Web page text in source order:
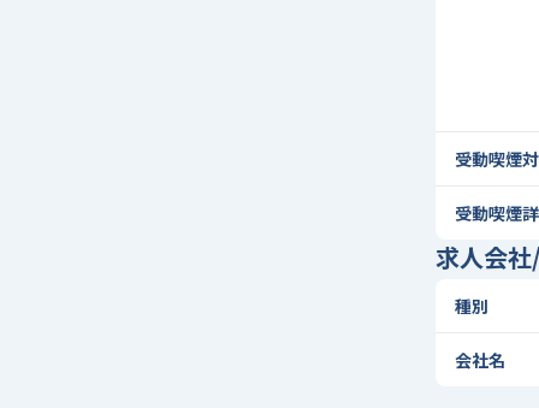
受動喫煙
受動喫煙
求人会
種別
会社名